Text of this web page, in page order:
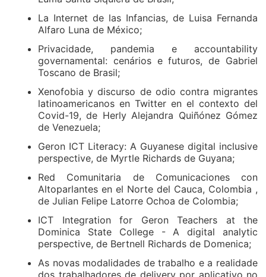
La Internet de las Infancias, de Luisa Fernanda
Alfaro Luna de México;
Privacidade, pandemia e accountability
governamental: cenários e futuros, de Gabriel
Toscano de Brasil;
Xenofobia y discurso de odio contra migrantes
latinoamericanos en Twitter en el contexto del
Covid-19, de Herly Alejandra Quiñónez Gómez
de Venezuela;
Geron ICT Literacy: A Guyanese digital inclusive
perspective, de Myrtle Richards de Guyana;
Red Comunitaria de Comunicaciones con
Altoparlantes en el Norte del Cauca, Colombia ,
de Julian Felipe Latorre Ochoa de Colombia;
ICT Integration for Geron Teachers at the
Dominica State College - A digital analytic
perspective, de Bertnell Richards de Domenica;
As novas modalidades de trabalho e a realidade
dos trabalhadores de delivery por aplicativo no